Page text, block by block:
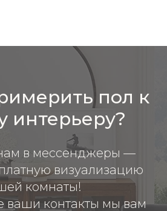
пол к
интерьеру?
в мессенджеры —
визуализацию
комнаты!
ваши контакты мы вам